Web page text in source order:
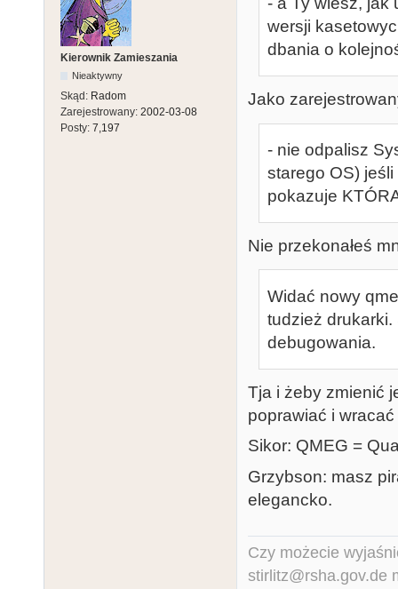
Kierownik Zamieszania
Nieaktywny
Skąd: Radom
Zarejestrowany: 2002-03-08
Posty: 7,197
wersji
dbania o
Jako
- nie odpalisz
starego OS)
pokazuje
Nie przekonałeś
Widać nowy
tudzież
debugowania.
Tja i żeby zmienić
poprawiać i
Sikor: QMEG =
Grzybson: masz
elegancko.
Czy możecie
stirlitz@rsha.gov.de